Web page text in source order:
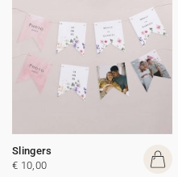
Slingers
€ 10,00